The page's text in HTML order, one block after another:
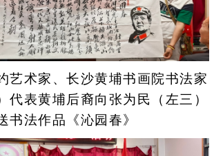
艺术家、长沙黄埔书画院书法家
代表黄埔后裔向张为民（左三）
书法作品《沁园春》